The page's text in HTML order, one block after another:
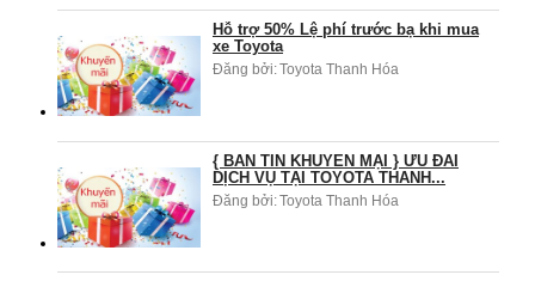
Hỗ trợ 50% Lệ phí trước bạ khi mua
xe Toyota
Đăng bởi:Toyota Thanh Hóa
{ BẢN TIN KHUYẾN MẠI } ƯU ĐÃI
DỊCH VỤ TẠI TOYOTA THANH...
Đăng bởi:Toyota Thanh Hóa